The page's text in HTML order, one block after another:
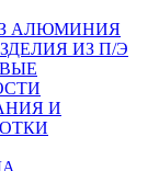
АЛЮМИНИЯ
ИЗ П/Э
И